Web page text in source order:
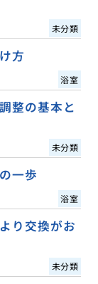
未分類
方
浴室
整の基本と
未分類
一歩
浴室
り交換がお
未分類